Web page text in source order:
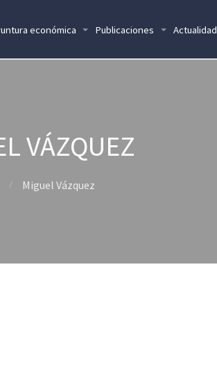
económica Publicaciones Actualidad
VÁZQUEZ
Miguel Vázquez